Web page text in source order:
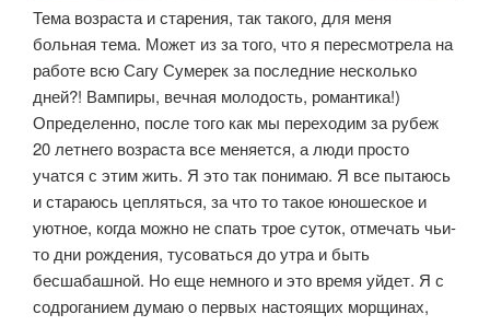
Тема возраста и старения, так такого, для меня
больная тема. Может из за того, что я пересмотрела на
работе всю Сагу Сумерек за последние несколько
дней?! Вампиры, вечная молодость, романтика!)
Определенно, после того как мы переходим за рубеж
20 летнего возраста все меняется, а люди просто
учатся с этим жить. Я это так понимаю. Я все пытаюсь
и стараюсь цепляться, за что то такое юношеское и
уютное, когда можно не спать трое суток, отмечать чьи-
то дни рождения, тусоваться до утра и быть
бесшабашной. Но еще немного и это время уйдет. Я с
содроганием думаю о первых настоящих морщинах,